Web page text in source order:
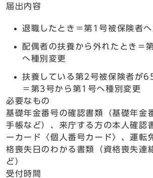
届出内容
退職したとき＝第1号被保険者へ
配偶者の扶養から外れたとき＝
へ種別変更
扶養している第2号被保険者が
＝第3号から第1号へ種別変更
必要なもの
基礎年金番号の確認書類（基礎年金
手帳など）、来庁する方の本人確認
ーカード〈個人番号カード〉、運転
格喪失日のわかる書類（資格喪失連
ど）
受付時間